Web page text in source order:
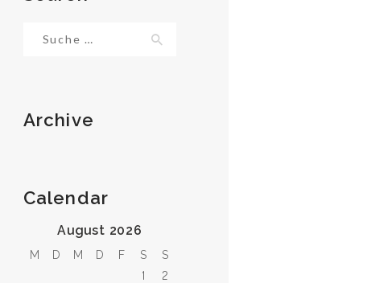
nach:
Archive
Calendar
August 2026
M D M D F S S
1
2